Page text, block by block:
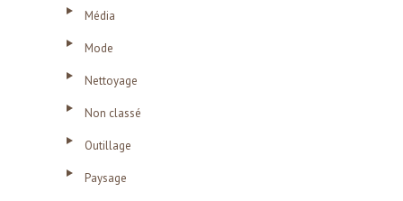
Média
Mode
Nettoyage
Non classé
Outillage
Paysage